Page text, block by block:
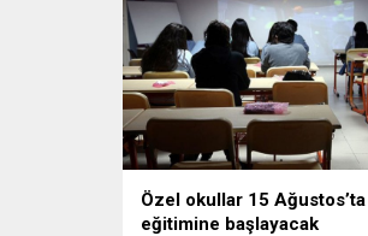
Özel okullar 15
eğitimine başlayacak